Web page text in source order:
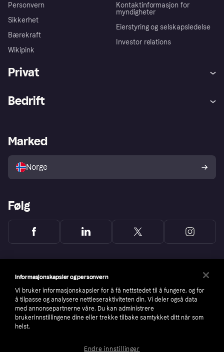
Personvern
Sikkerhet
Bærekraft
Wikipink
Kontaktinformasjon for
myndigheter
Eierstyring og selskapsledelse
Investor relations
Privat
Utforsk butikker
Bedrift
Merchant portal
Marked
Norge
Følg
Informasjonskapsler og personvern
Vi bruker informasjonskapsler for å få nettstedet til å fungere, og for
å tilpasse og analysere nettleseraktiviteten din. Vi deler også data
med annonsepartnerne våre. Du kan administrere
brukerinnstillingene dine eller trekke tilbake samtykket ditt når som
helst.
Endre innstillinger